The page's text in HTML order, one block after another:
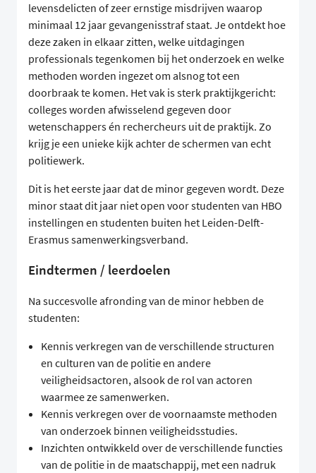
levensdelicten of zeer ernstige misdrijven waarop
minimaal 12 jaar gevangenisstraf staat. Je ontdekt hoe
deze zaken in elkaar zitten, welke uitdagingen
professionals tegenkomen bij het onderzoek en welke
methoden worden ingezet om alsnog tot een
doorbraak te komen. Het vak is sterk praktijkgericht:
colleges worden afwisselend gegeven door
wetenschappers én rechercheurs uit de praktijk. Zo
krijg je een unieke kijk achter de schermen van echt
politiewerk.
Dit is het eerste jaar dat de minor gegeven wordt. Deze
minor staat dit jaar niet open voor studenten van HBO
instellingen en studenten buiten het Leiden-Delft-
Erasmus samenwerkingsverband.
Eindtermen / leerdoelen
Na succesvolle afronding van de minor hebben de
studenten:
Kennis verkregen van de verschillende structuren
en culturen van de politie en andere
veiligheidsactoren, alsook de rol van actoren
waarmee ze samenwerken.
Kennis verkregen over de voornaamste methoden
van onderzoek binnen veiligheidsstudies.
Inzichten ontwikkeld over de verschillende functies
van de politie in de maatschappij, met een nadruk